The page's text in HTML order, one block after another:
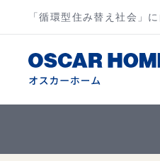
「循環型住み替え社会」